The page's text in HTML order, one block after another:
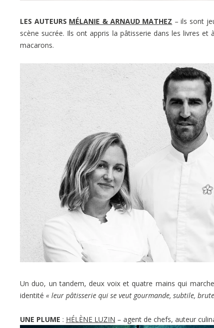
LES AUTEURS MÉLANIE & ARNAUD MATHEZ – ils sont
scène sucrée. Ils ont appris la pâtisserie dans les livres
macarons.
Un duo, un tandem, deux voix et quatre mains qui
identité « leur pâtisserie qui se veut gourmande, subtile,
UNE PLUME : HÉLÈNE LUZIN – agent de chefs, auteur